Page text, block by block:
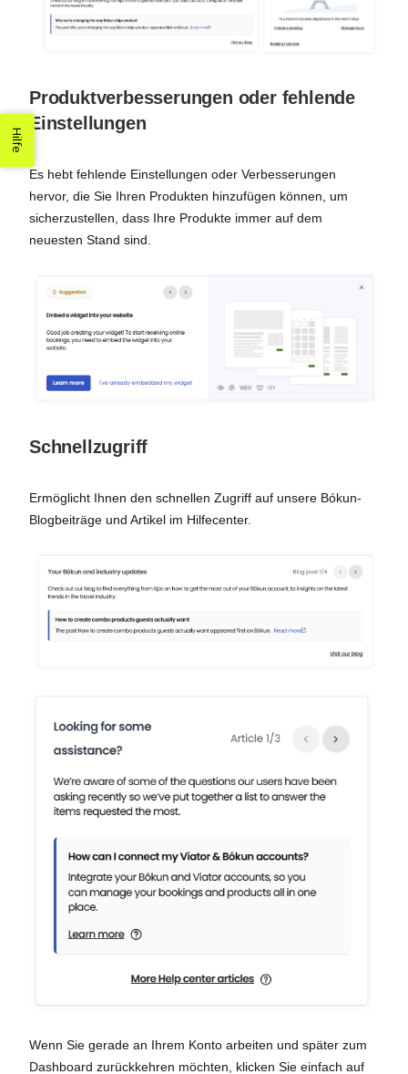
Produktverbesserungen oder fehlende
Einstellungen
Es hebt fehlende Einstellungen oder Verbesserungen
hervor, die Sie Ihren Produkten hinzufügen können, um
sicherzustellen, dass Ihre Produkte immer auf dem
neuesten Stand sind.
Schnellzugriff
Ermöglicht Ihnen den schnellen Zugriff auf unsere Bókun-
Blogbeiträge und Artikel im Hilfecenter.
Wenn Sie gerade an Ihrem Konto arbeiten und später zum
Dashboard zurückkehren möchten, klicken Sie einfach auf
Hilfe